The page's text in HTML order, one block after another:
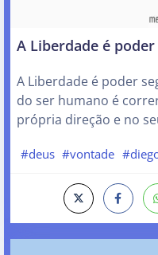
A Liberdade é
A Liberdade é poder
do ser humano é
própria direção e no
#deus #vontade